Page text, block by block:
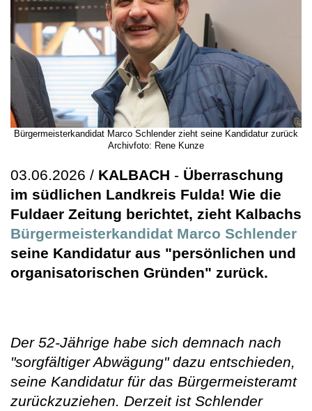
Bürgermeisterkandidat Marco Schlender zieht seine Kandidatur zurück
Archivfoto: Rene Kunze
03.06.2026 / KALBACH - Überraschung
im südlichen Landkreis Fulda! Wie die
Fuldaer Zeitung berichtet, zieht Kalbachs
Bürgermeisterkandidat Marco Schlender
seine Kandidatur aus "persönlichen und
organisatorischen Gründen" zurück.
Der 52-Jährige habe sich demnach nach
"sorgfältiger Abwägung" dazu entschieden,
seine Kandidatur für das Bürgermeisteramt
zurückzuziehen. Derzeit ist Schlender